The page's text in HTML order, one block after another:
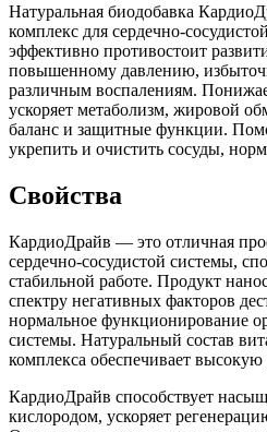
Натуральная биодобавка
комплекс для сердечно-
эффективно противостоит
повышенному давлению,
различным воспалениям.
ускоряет метаболизм, жировой
баланс и защитные функции.
укрепить и очистить сосуды,
Свойства
КардиоДрайв — это отличная
сердечно-сосудистой системы,
стабильной работе. Продукт
спектру негативных факторов
нормальное функционирование
системы. Натуральный состав
комплекса обеспечивает высокую
КардиоДрайв способствует
кислородом, ускоряет